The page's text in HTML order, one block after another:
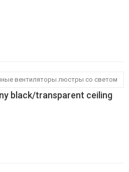
вентиляторы люстры со светом
black/transparent ceiling